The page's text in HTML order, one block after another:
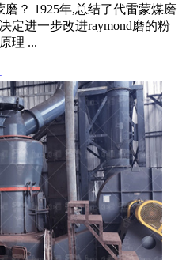
？ 1925年,总结了代雷蒙煤磨
定进一步改进raymond磨的粉
理 ...